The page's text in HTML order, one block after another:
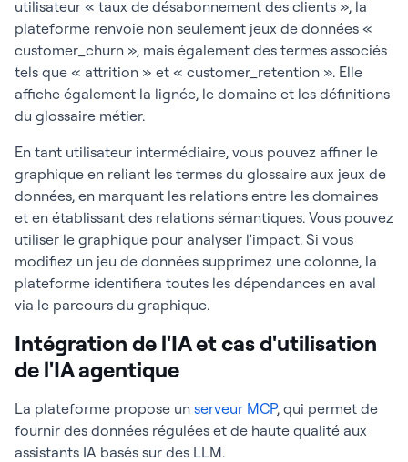
utilisateur « taux de désabonnement des clients », la
plateforme renvoie non seulement jeux de données «
customer_churn », mais également des termes associés
tels que « attrition » et « customer_retention ». Elle
affiche également la lignée, le domaine et les définitions
du glossaire métier.
En tant utilisateur intermédiaire, vous pouvez affiner le
graphique en reliant les termes du glossaire aux jeux de
données, en marquant les relations entre les domaines
et en établissant des relations sémantiques. Vous pouvez
utiliser le graphique pour analyser l'impact. Si vous
modifiez un jeu de données supprimez une colonne, la
plateforme identifiera toutes les dépendances en aval
via le parcours du graphique.
Intégration de l'IA et cas d'utilisation
de l'IA agentique
La plateforme propose un serveur MCP, qui permet de
fournir des données régulées et de haute qualité aux
assistants IA basés sur des LLM.